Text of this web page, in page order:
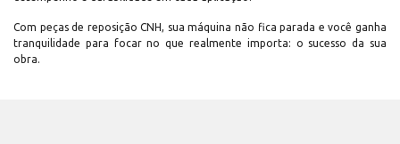
Com peças de reposição CNH, sua máquina não fica parada e você ganha
tranquilidade para focar no que realmente importa: o sucesso da sua
obra.